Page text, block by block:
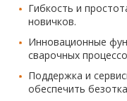
Гибкость и
новичков.
Инновационные
сварочных
Поддержка и
обеспечить